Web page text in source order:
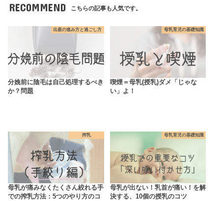
RECOMMEND こちらの記事も人気です。
出産の進み方と過ごし方
分娩前に陰毛は自己処理するべき
か？問題
母乳育児の基礎知識
喫煙＝母乳(授乳)ダメ「じゃな
い」よ！
搾乳
母乳が痛みなくたくさん絞れる手
での搾乳方法：5つのやり方のコ
母乳育児の基礎知識
母乳が出ない！乳首が痛い！を解
決する、10個の授乳のコツ